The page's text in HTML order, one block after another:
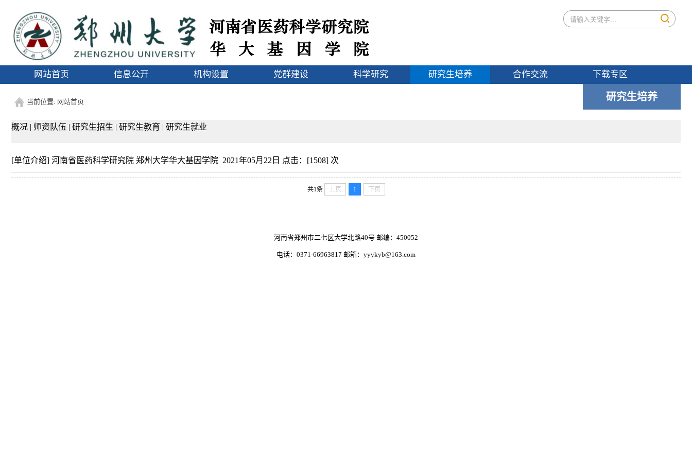
网站首页 信息公开 机构设置 党群建设 科学研究 研究生培养 合作交流 下载专区
当前位置: 网站首页 研究生培养
概况 | 师资队伍 | 研究生招生 | 研究生教育 | 研究生就业
[单位介绍] 河南省医药科学研究院 郑州大学华大基因学院 2021年05月22日 点击：[1508] 次
共1条 上页 1 下页
河南省郑州市二七区大学北路40号 邮编：450052
电话：0371-66963817 邮箱：yyykyb@163.com